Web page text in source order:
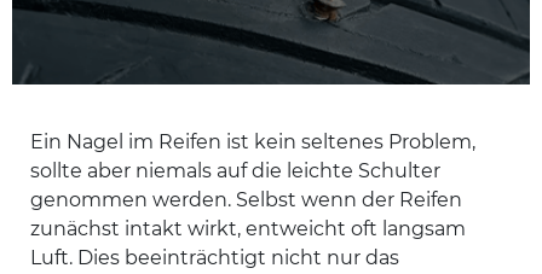
Ein Nagel im Reifen ist kein seltenes Problem,
sollte aber niemals auf die leichte Schulter
genommen werden. Selbst wenn der Reifen
zunächst intakt wirkt, entweicht oft langsam
Luft. Dies beeinträchtigt nicht nur das